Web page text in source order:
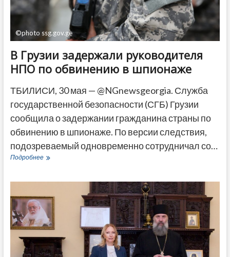
на
иностранцев
©photo ssg.gov.ge
В Грузии задержали руководителя
НПО по обвинению в шпионаже
ТБИЛИСИ, 30 мая — @NGnewsgeorgia. Служба
государственной безопасности (СГБ) Грузии
сообщила о задержании гражданина страны по
обвинению в шпионаже. По версии следствия,
подозреваемый одновременно сотрудничал со…
ПодробнееВ
по
обвинению
в
шпионаже